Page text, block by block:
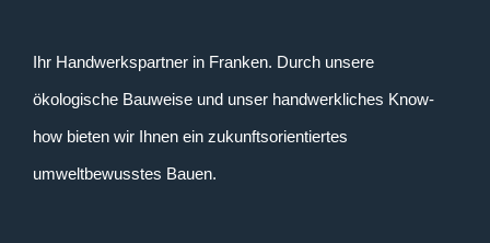
Ihr Handwerkspartner in Franken. Durch unsere
ökologische Bauweise und unser handwerkliches Know-
how bieten wir Ihnen ein zukunftsorientiertes
umweltbewusstes Bauen.